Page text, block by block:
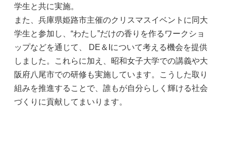
学生と共に実施。
また、兵庫県姫路市主催のクリスマスイベントに同大
学生と参加し、“わたし”だけの香りを作るワークショ
ップなどを通じて、 DE＆Iについて考える機会を提供
しました。これらに加え、昭和女子大学での講義や大
阪府八尾市での研修も実施しています。こうした取り
組みを推進することで、誰もが自分らしく輝ける社会
づくりに貢献してまいります。